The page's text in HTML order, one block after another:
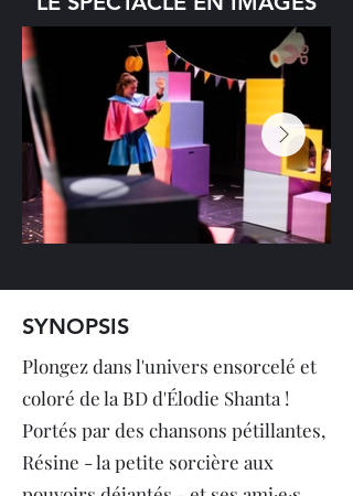
SYNOPSIS
Plongez dans l'univers ensorcelé et
coloré de la BD d'Élodie Shanta !
Portés par des chansons pétillantes,
Résine - la petite sorcière aux